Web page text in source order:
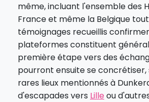
même, incluant l'ensemble des
France et même la Belgique
témoignages recueillis
plateformes constituent
première étape vers des
pourront ensuite se concrétiser,
rares lieux mentionnés à
d'escapades vers Lilleou